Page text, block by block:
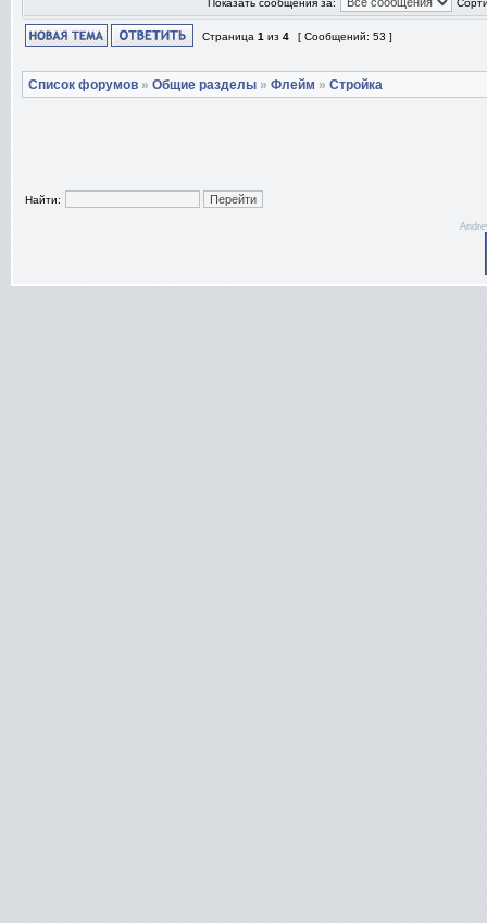
Показать сообщения за:
Страница 1 из 4 [ Сообщений: 53 ]
Список форумов » Общие разделы » Флейм » Стройка
Найти: